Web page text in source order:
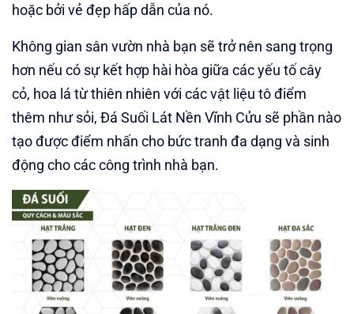
hoặc bởi vẻ đẹp hấp dẫn của nó.
Không gian sân vườn nhà bạn sẽ trở nên sang trọng
hơn nếu có sự kết hợp hài hòa giữa các yếu tố cây
cỏ, hoa lá từ thiên nhiên với các vật liệu tô điểm
thêm như sỏi, Đá Suối Lát Nền Vĩnh Cửu sẽ phần nào
tạo được điểm nhấn cho bức tranh đa dạng và sinh
động cho các công trình nhà bạn.